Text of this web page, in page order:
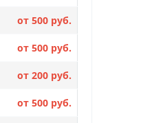
от 500 руб.
от 500 руб.
от 200 руб.
от 500 руб.